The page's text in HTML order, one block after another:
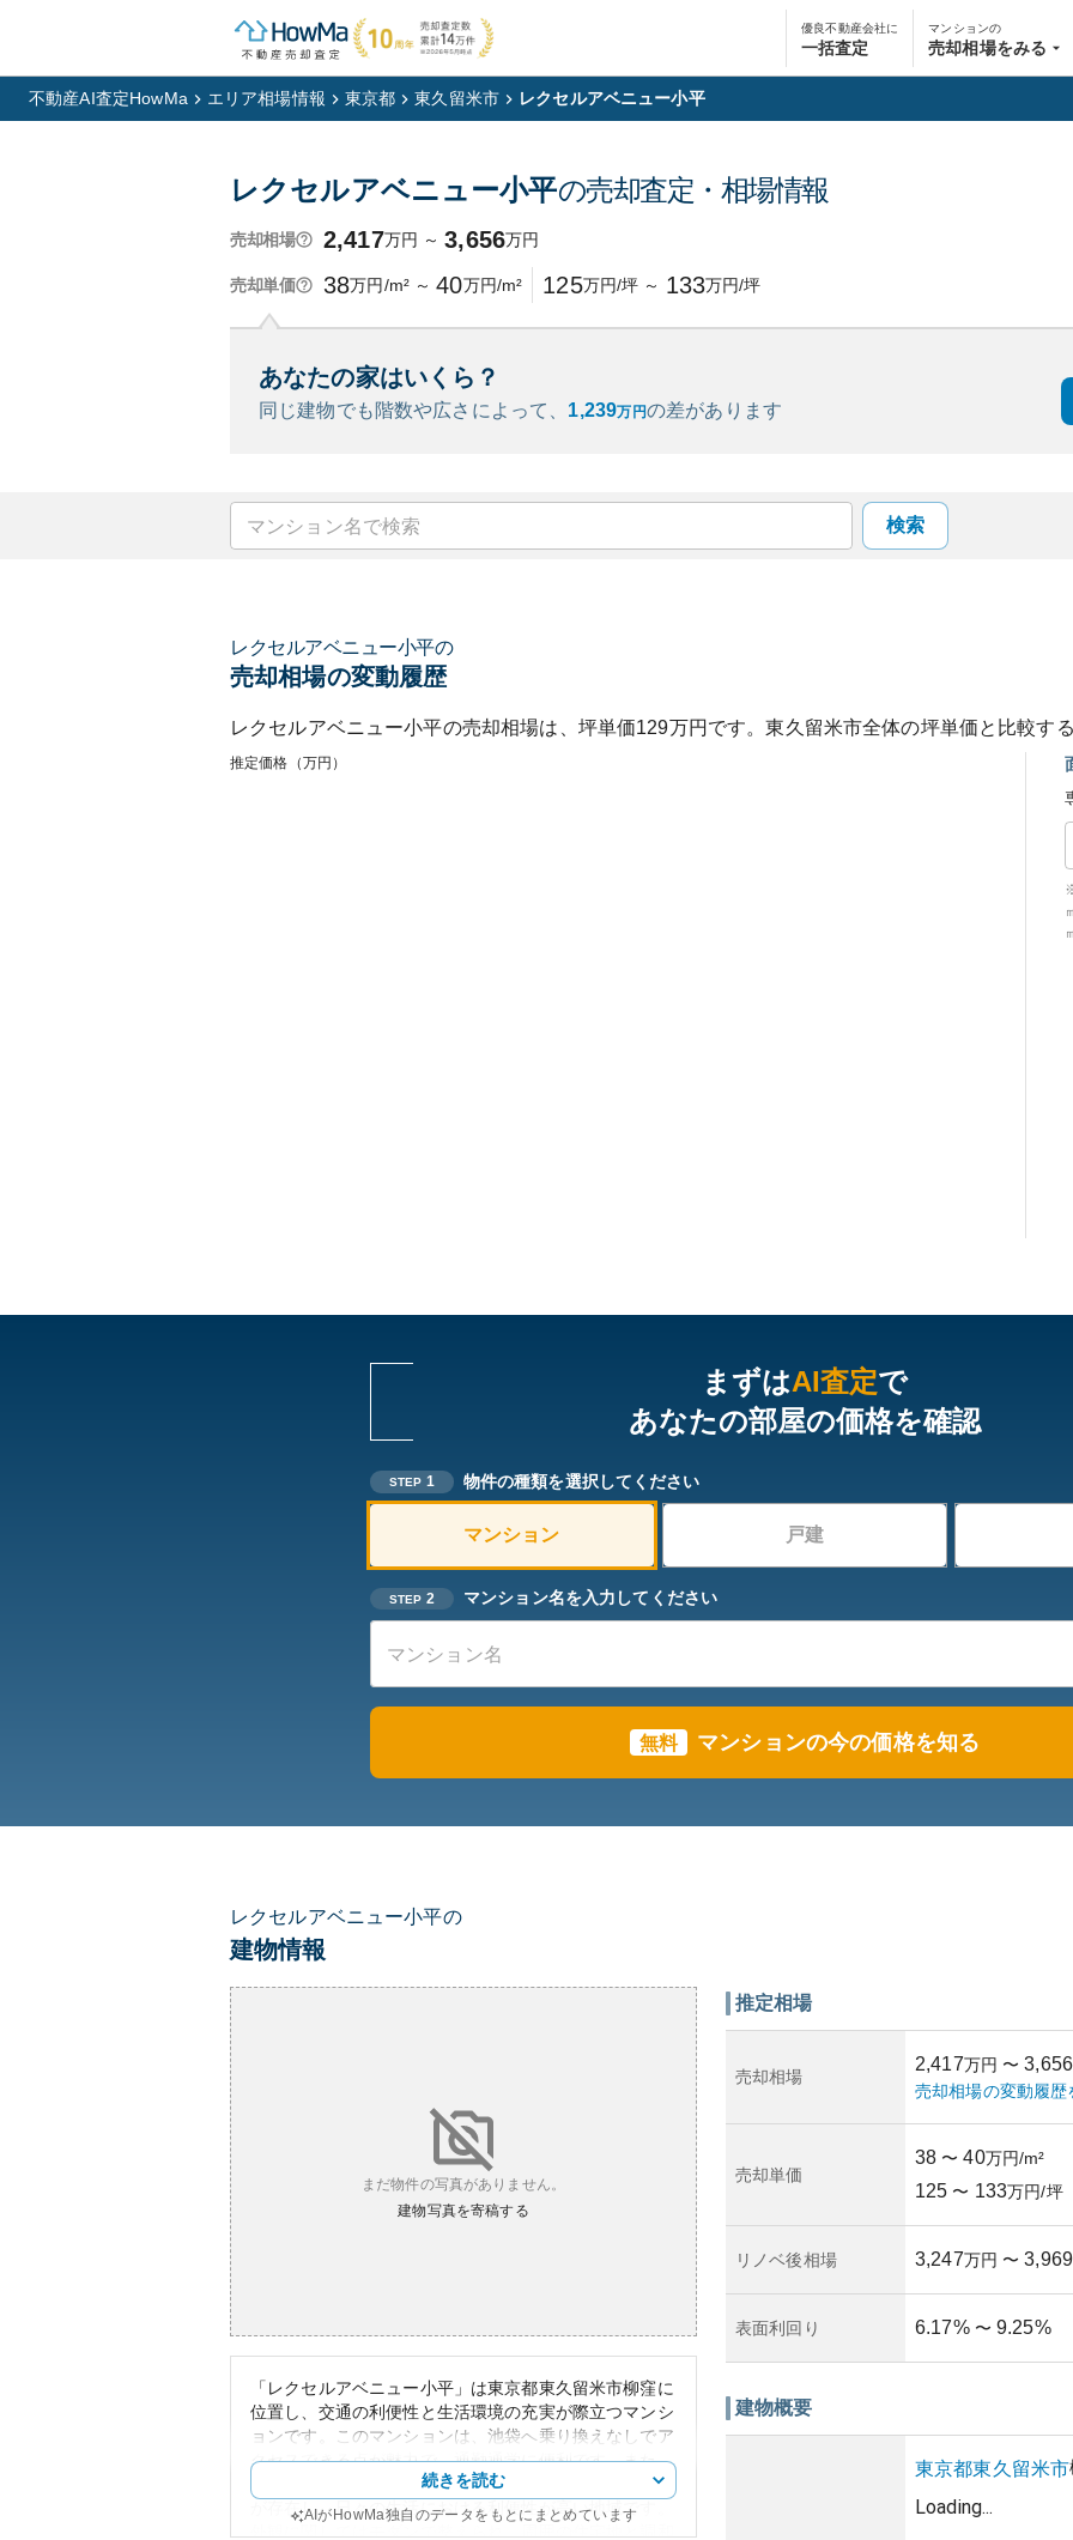
優良不動産会社に
一括査定
マンションの
売却相場をみる
不動産AI査定HowMa エリア相場情報 東京都 東久留米市 レクセルアベニュー小平
レクセルアベニュー小平の売却査定・相場情報
売却相場 2,417万円 ～ 3,656万円
売却単価 38万円/m² ～ 40万円/m² 125万円/坪 ～ 133万円/坪
あなたの家はいくら？
同じ建物でも階数や広さによって、 1,239万円の差があります
検索
レクセルアベニュー小平の
売却相場の変動履歴
レクセルアベニュー小平の売却相場は、坪単価129万円です。東久留米市全体の坪単価と比較す
推定価格（万円）
まずはAI査定で
あなたの部屋の価格を確認
STEP 1 物件の種類を選択してください
マンション 戸建
STEP 2 マンション名を入力してください
無料 マンションの今の価格を知る
レクセルアベニュー小平の
建物情報
まだ物件の写真がありません。
建物写真を寄稿する
「レクセルアベニュー小平」は東京都東久留米市柳窪に
位置し、交通の利便性と生活環境の充実が際立つマンシ
ョンです。このマンションは、池袋へ乗り換えなしでア
クセスできる点が魅力で、通勤通学に便利です。また、
マンション周辺には温泉施設や大型ショッピングモール
が存在し、日々の生活における利便性が高い地域です。
続きを読む
AIがHowMa独自のデータをもとにまとめています
推定相場
売却相場
2,417万円 〜 3,656
売却相場の変動履歴
売却単価
38 〜 40万円/m²
125 〜 133万円/坪
リノベ後相場 3,247万円 〜 3,969
表面利回り 6.17% 〜 9.25%
建物概要
東京都東久留米市
Loading...